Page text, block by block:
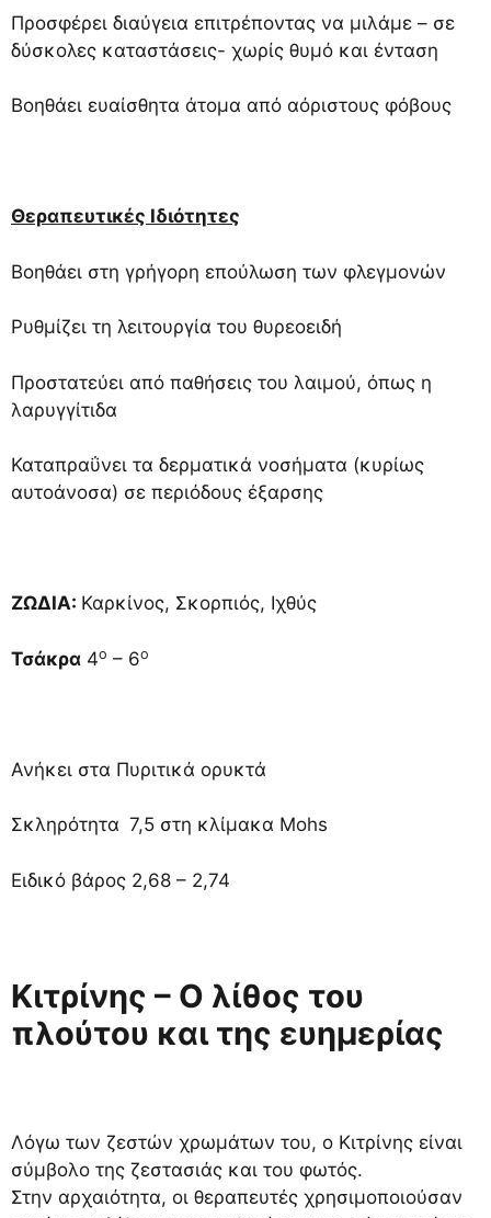
Προσφέρει διαύγεια επιτρέποντας να μιλάμε – σε
δύσκολες καταστάσεις- χωρίς θυμό και ένταση
Βοηθάει ευαίσθητα άτομα από αόριστους φόβους
Θεραπευτικές Ιδιότητες
Βοηθάει στη γρήγορη επούλωση των φλεγμονών
Ρυθμίζει τη λειτουργία του θυρεοειδή
Προστατεύει από παθήσεις του λαιμού, όπως η
λαρυγγίτιδα
Καταπραΰνει τα δερματικά νοσήματα (κυρίως
αυτοάνοσα) σε περιόδους έξαρσης
ΖΩΔΙΑ: Καρκίνος, Σκορπιός, Ιχθύς
Τσάκρα 4ο – 6ο
Ανήκει στα Πυριτικά ορυκτά
Σκληρότητα 7,5 στη κλίμακα Mohs
Ειδικό βάρος 2,68 – 2,74
Κιτρίνης – Ο λίθος του
πλούτου και της ευημερίας
Λόγω των ζεστών χρωμάτων του, ο Κιτρίνης είναι
σύμβολο της ζεστασιάς και του φωτός.
Στην αρχαιότητα, οι θεραπευτές χρησιμοποιούσαν